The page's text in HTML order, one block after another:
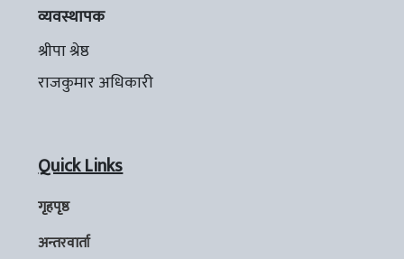
व्यवस्थापक
श्रीपा श्रेष्ठ
राजकुमार अधिकारी
Quick Links
गृहपृष्ठ
अन्तरवार्ता